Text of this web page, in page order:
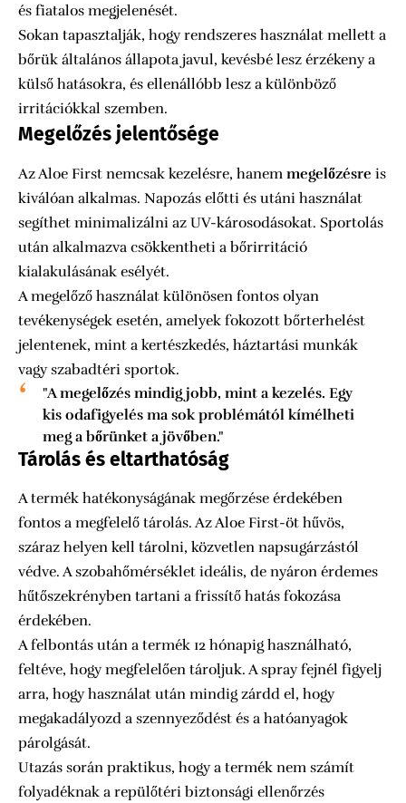
és fiatalos megjelenését.
Sokan tapasztalják, hogy rendszeres használat mellett a
bőrük általános állapota javul, kevésbé lesz érzékeny a
külső hatásokra, és ellenállóbb lesz a különböző
irritációkkal szemben.
Megelőzés jelentősége
Az Aloe First nemcsak kezelésre, hanem megelőzésre is
kiválóan alkalmas. Napozás előtti és utáni használat
segíthet minimalizálni az UV-károsodásokat. Sportolás
után alkalmazva csökkentheti a bőrirritáció
kialakulásának esélyét.
A megelőző használat különösen fontos olyan
tevékenységek esetén, amelyek fokozott bőrterhelést
jelentenek, mint a kertészkedés, háztartási munkák
vagy szabadtéri sportok.
"A megelőzés mindig jobb, mint a kezelés. Egy
kis odafigyelés ma sok problémától kímélheti
meg a bőrünket a jövőben."
Tárolás és eltarthatóság
A termék hatékonyságának megőrzése érdekében
fontos a megfelelő tárolás. Az Aloe First-öt hűvös,
száraz helyen kell tárolni, közvetlen napsugárzástól
védve. A szobahőmérséklet ideális, de nyáron érdemes
hűtőszekrényben tartani a frissítő hatás fokozása
érdekében.
A felbontás után a termék 12 hónapig használható,
feltéve, hogy megfelelően tároljuk. A spray fejnél figyelj
arra, hogy használat után mindig zárdd el, hogy
megakadályozd a szennyeződést és a hatóanyagok
párolgását.
Utazás során praktikus, hogy a termék nem számít
folyadéknak a repülőtéri biztonsági ellenőrzés